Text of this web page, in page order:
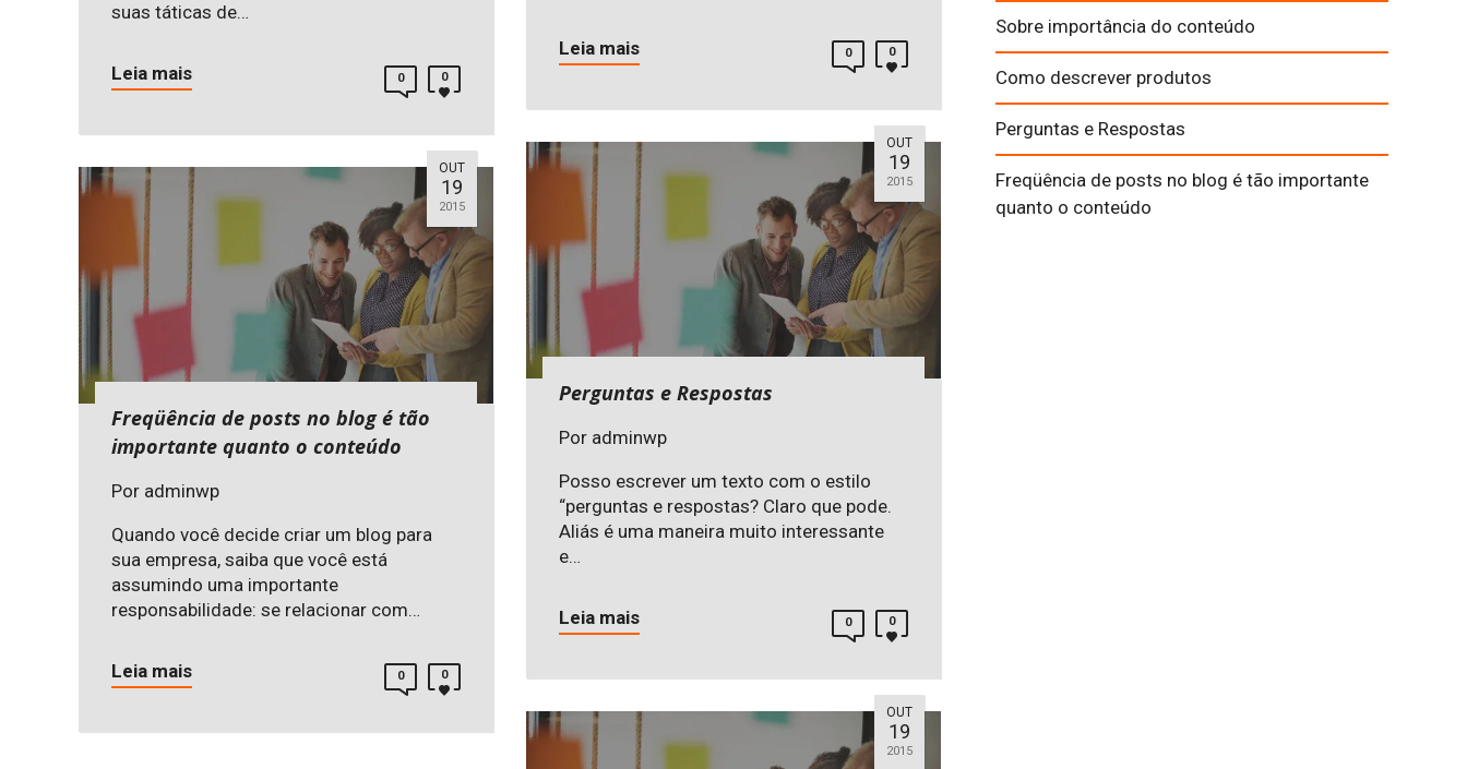
suas táticas de…
Leia mais 0 0
Leia mais 0 0
OUT
19
2015
Perguntas e Respostas
Por adminwp
Posso escrever um texto com o estilo
“perguntas e respostas? Claro que pode.
Aliás é uma maneira muito interessante
e…
Leia mais 0 0
OUT
19
2015
Freqüência de posts no blog é tão
importante quanto o conteúdo
Por adminwp
Quando você decide criar um blog para
sua empresa, saiba que você está
assumindo uma importante
responsabilidade: se relacionar com…
Leia mais 0 0
OUT
19
2015
Sobre importância do conteúdo
Como descrever produtos
Perguntas e Respostas
Freqüência de posts no blog é tão importante
quanto o conteúdo